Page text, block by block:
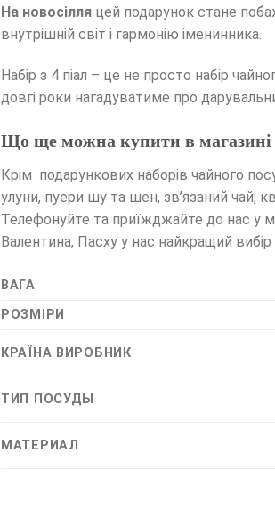
На новосілля цей подарунок стане
внутрішній світ і гармонію іменинника.
Набір з 4 піал – це не просто набір
довгі роки нагадуватиме про
Що ще можна купити в магазині
Крім подарункових наборів чайного
улуни, пуери шу та шен, зв’язаний чай,
Телефонуйте та приїжджайте до нас у
Валентина, Пасху у нас найкращий
ВАГА
РОЗМІРИ
КРАЇНА ВИРОБНИК
ТИП ПОСУДЫ
МАТЕРИАЛ